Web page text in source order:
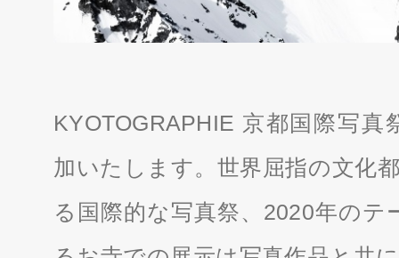
KYOTOGRAPHIE 京都国際写
加いたします。世界屈指の文化
る国際的な写真祭、2020年の